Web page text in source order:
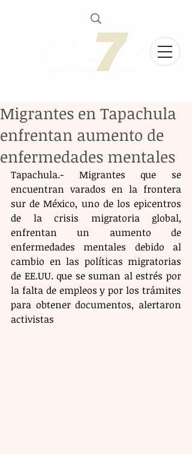
Migrantes en Tapachula
enfrentan aumento de
enfermedades mentales
Tapachula.- Migrantes que se
encuentran varados en la frontera
sur de México, uno de los epicentros
de la crisis migratoria global,
enfrentan un aumento de
enfermedades mentales debido al
cambio en las políticas migratorias
de EE.UU. que se suman al estrés por
la falta de empleos y por los trámites
para obtener documentos, alertaron
activistas